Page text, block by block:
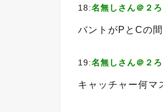
18:名無しさん＠２
バントがPとCの
19:名無しさん＠２
キャッチャー何マ